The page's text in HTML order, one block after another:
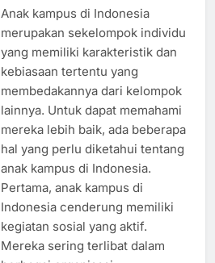
Anak kampus di Indonesia
merupakan sekelompok individu
yang memiliki karakteristik dan
kebiasaan tertentu yang
membedakannya dari kelompok
lainnya. Untuk dapat memahami
mereka lebih baik, ada beberapa
hal yang perlu diketahui tentang
anak kampus di Indonesia.
Pertama, anak kampus di
Indonesia cenderung memiliki
kegiatan sosial yang aktif.
Mereka sering terlibat dalam